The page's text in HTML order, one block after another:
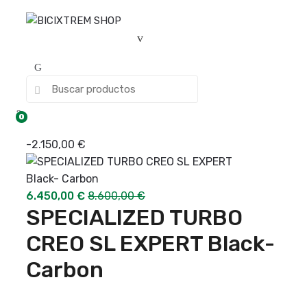
0
-2.150,00 €
6.450,00 € 8.600,00€
SPECIALIZED TURBO
CREO SL EXPERT Black-
Carbon